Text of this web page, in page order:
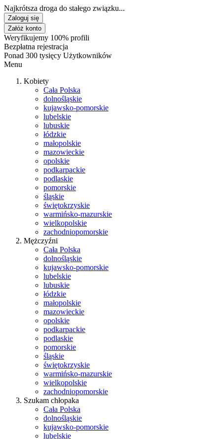
Najkrótsza droga do stałego związku...
Zaloguj się
Załóż konto
Weryfikujemy 100% profili
Bezpłatna rejestracja
Ponad 300 tysięcy Użytkowników
Menu
Kobiety
Cała Polska
dolnośląskie
kujawsko-pomorskie
lubelskie
lubuskie
łódzkie
małopolskie
mazowieckie
opolskie
podkarpackie
podlaskie
pomorskie
śląskie
świętokrzyskie
warmińsko-mazurskie
wielkopolskie
zachodniopomorskie
Mężczyźni
Cała Polska
dolnośląskie
kujawsko-pomorskie
lubelskie
lubuskie
łódzkie
małopolskie
mazowieckie
opolskie
podkarpackie
podlaskie
pomorskie
śląskie
świętokrzyskie
warmińsko-mazurskie
wielkopolskie
zachodniopomorskie
Szukam chłopaka
Cała Polska
dolnośląskie
kujawsko-pomorskie
lubelskie